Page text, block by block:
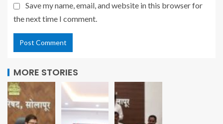
Save my name, email, and website in this browser for
the next time I comment.
MORE STORIES